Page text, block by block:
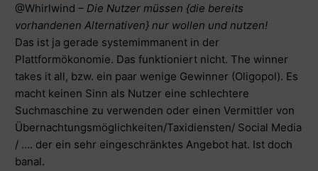
@Whirlwind – Die Nutzer müssen {die bereits
vorhandenen Alternativen} nur wollen und nutzen!
Das ist ja gerade systemimmanent in der
Plattformökonomie. Das funktioniert nicht. The winner
takes it all, bzw. ein paar wenige Gewinner (Oligopol). Es
macht keinen Sinn als Nutzer eine schlechtere
Suchmaschine zu verwenden oder einen Vermittler von
Übernachtungsmöglichkeiten/Taxidiensten/ Social Media
/ …. der ein sehr eingeschränktes Angebot hat. Ist doch
banal.